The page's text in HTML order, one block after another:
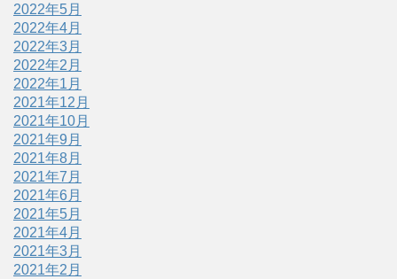
2022年5月
2022年4月
2022年3月
2022年2月
2022年1月
2021年12月
2021年10月
2021年9月
2021年8月
2021年7月
2021年6月
2021年5月
2021年4月
2021年3月
2021年2月